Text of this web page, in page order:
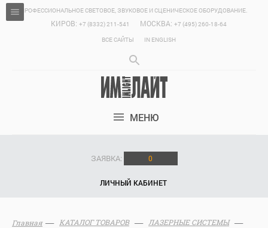
ПРОФЕССИОНАЛЬНОЕ СВЕТОВОЕ, ЗВУКОВОЕ И СЦЕНИЧЕСКОЕ ОБОРУДОВАНИЕ.
КИРОВ: +7 (8332) 211-541 МОСКВА: +7 (495) 260-18-64
ВСЕ САЙТЫ
IN ENGLISH
МЕНЮ
ЗАЯВКА: 0
ЛИЧНЫЙ КАБИНЕТ
Главная КАТАЛОГ ТОВАРОВ
ЛАЗЕРНЫЕ СИСТЕМЫ